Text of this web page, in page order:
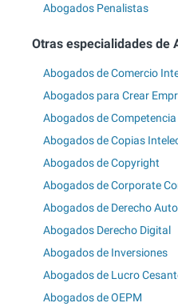
Abogados Penalistas
Otras especialidades de
Abogados de Comercio
Abogados para Crear
Abogados de Competencia
Abogados de Copias
Abogados de Copyright
Abogados de Corporate
Abogados de Derecho
Abogados Derecho Digital
Abogados de Inversiones
Abogados de Lucro
Abogados de OEPM